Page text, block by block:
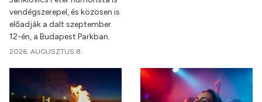
vendégszerepel, és közösen is
előadják a dalt szeptember
12-én, a Budapest Parkban.
2026. AUGUSZTUS 8.